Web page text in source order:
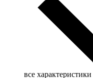
все характеристики